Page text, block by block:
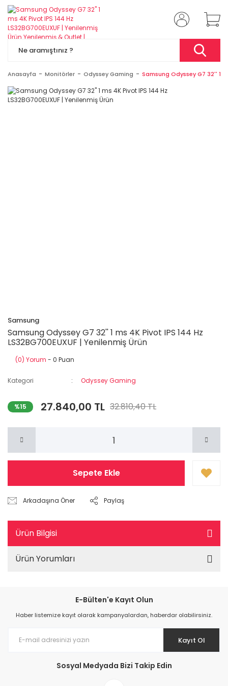
Anasayfa Monitörler Odyssey Gaming Samsung Odyssey G7 32'' 1
Samsung
Samsung Odyssey G7 32'' 1 ms 4K Pivot IPS 144 Hz
LS32BG700EUXUF | Yenilenmiş Ürün
(0) Yorum - 0 Puan
Kategori Odyssey Gaming
%15 27.840,00 TL 32.810,40 TL
Sepete Ekle
Arkadaşına Öner Paylaş
Ürün Bilgisi
Ürün Yorumları
E-Bülten'e Kayıt Olun
Haber listemize kayıt olarak kampanyalardan, haberdar olabilirsiniz.
Kayıt Ol
Sosyal Medyada Bizi Takip Edin